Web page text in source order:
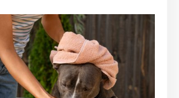
Schermaschinen für Katzen